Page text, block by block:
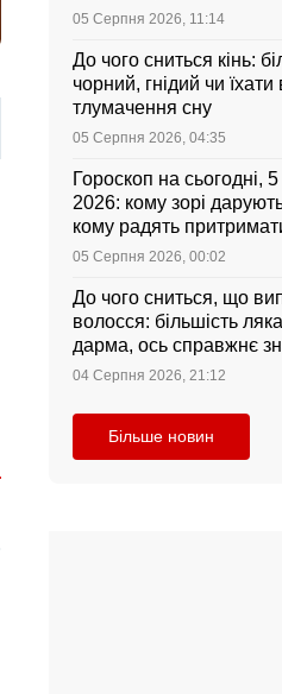
05 Серпня 2026, 11:14
До чого сниться кінь:
чорний, гнідий чи
тлумачення сну
05 Серпня 2026, 04:35
Гороскоп на сьогодні,
2026: кому зорі
кому радять
05 Серпня 2026, 00:02
До чого сниться, що
волосся: більшість
дарма, ось справжнє
04 Серпня 2026, 21:12
Більше новин